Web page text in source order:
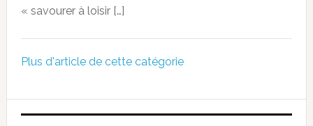
« savourer à loisir […]
Plus d'article de cette catégorie